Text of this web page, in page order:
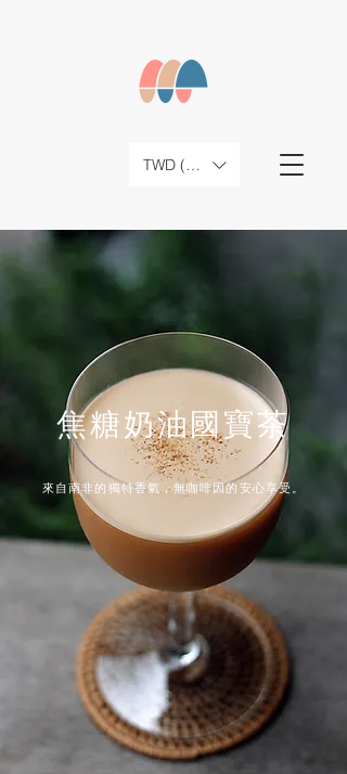
TWD (NT$)
焦糖奶油國寶茶
來自南非的獨特香氣，無咖啡因的安心享受。